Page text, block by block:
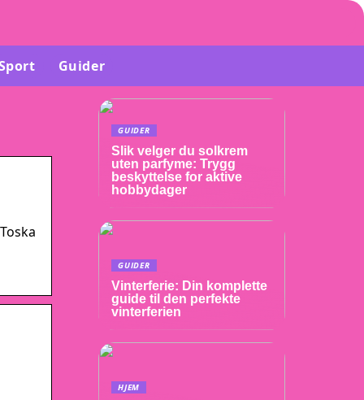
Guider
GUIDER
Slik velger du solkrem
uten parfyme: Trygg
beskyttelse for aktive
hobbydager
GUIDER
Vinterferie: Din komplette
guide til den perfekte
vinterferien
HJEM